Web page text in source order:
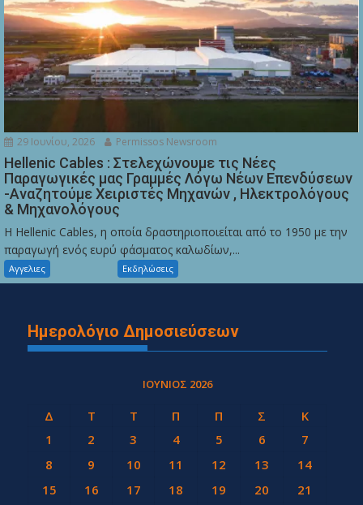
29 Ιουνίου, 2026 Permissos Newsroom
Hellenic Cables : Στελεχώνουμε τις Νέες
Παραγωγικές μας Γραμμές Λόγω Νέων Επενδύσεων
-Αναζητούμε Χειριστές Μηχανών , Ηλεκτρολόγους
& Μηχανολόγους
Η Hellenic Cables, η οποία δραστηριοποιείται από το 1950 με την
παραγωγή ενός ευρύ φάσματος καλωδίων,...
Αγγελιες Εκδηλώσεις
Ημερολόγιο Δημοσιεύσεων
ΙΟΎΝΙΟΣ 2026
Δ Τ Τ Π Π Σ
Κ
1
2 3 4 5 6
7
8
9 10 11 12 13
14
15
16 17 18 19 20
21